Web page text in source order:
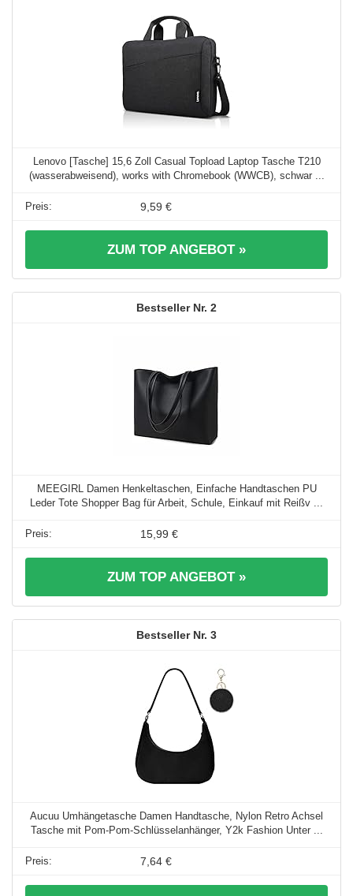
Lenovo [Tasche] 15,6 Zoll Casual Topload Laptop Tasche T210
(wasserabweisend), works with Chromebook (WWCB), schwar ...
9,59 €
ZUM TOP ANGEBOT »
2
MEEGIRL Damen Henkeltaschen, Einfache Handtaschen PU
Leder Tote Shopper Bag für Arbeit, Schule, Einkauf mit Reißv ...
15,99 €
ZUM TOP ANGEBOT »
3
Aucuu Umhängetasche Damen Handtasche, Nylon Retro Achsel
Tasche mit Pom-Pom-Schlüsselanhänger, Y2k Fashion Unter ...
7,64 €